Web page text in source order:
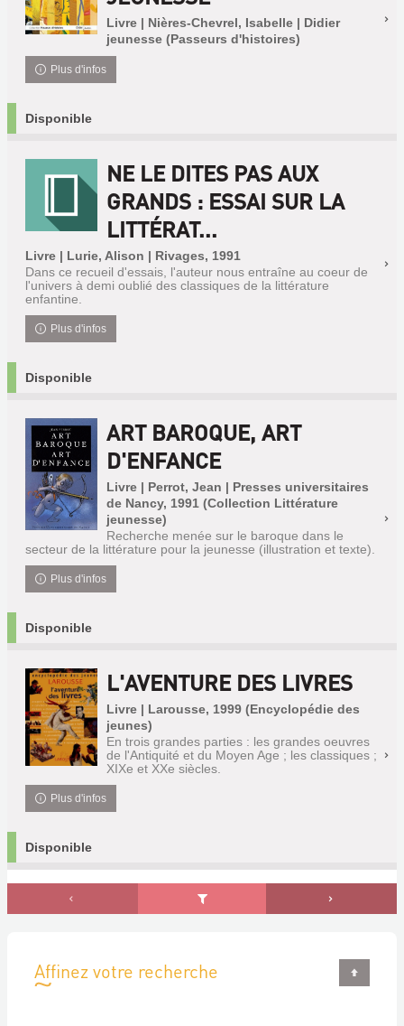
Livre | Nières-Chevrel, Isabelle | Didier
jeunesse (Passeurs d'histoires)
Plus d'infos
Disponible
NE LE DITES PAS AUX
GRANDS : ESSAI SUR LA
LITTÉRAT...
Livre | Lurie, Alison | Rivages, 1991
Dans ce recueil d'essais, l'auteur nous entraîne au coeur de
l'univers à demi oublié des classiques de la littérature
enfantine.
Plus d'infos
Disponible
ART BAROQUE, ART
D'ENFANCE
Livre | Perrot, Jean | Presses universitaires
de Nancy, 1991 (Collection Littérature
jeunesse)
Recherche menée sur le baroque dans le
secteur de la littérature pour la jeunesse (illustration et texte).
Plus d'infos
Disponible
L'AVENTURE DES LIVRES
Livre | Larousse, 1999 (Encyclopédie des
jeunes)
En trois grandes parties : les grandes oeuvres
de l'Antiquité et du Moyen Age ; les classiques ;
XIXe et XXe siècles.
Plus d'infos
Disponible
Affinez votre recherche